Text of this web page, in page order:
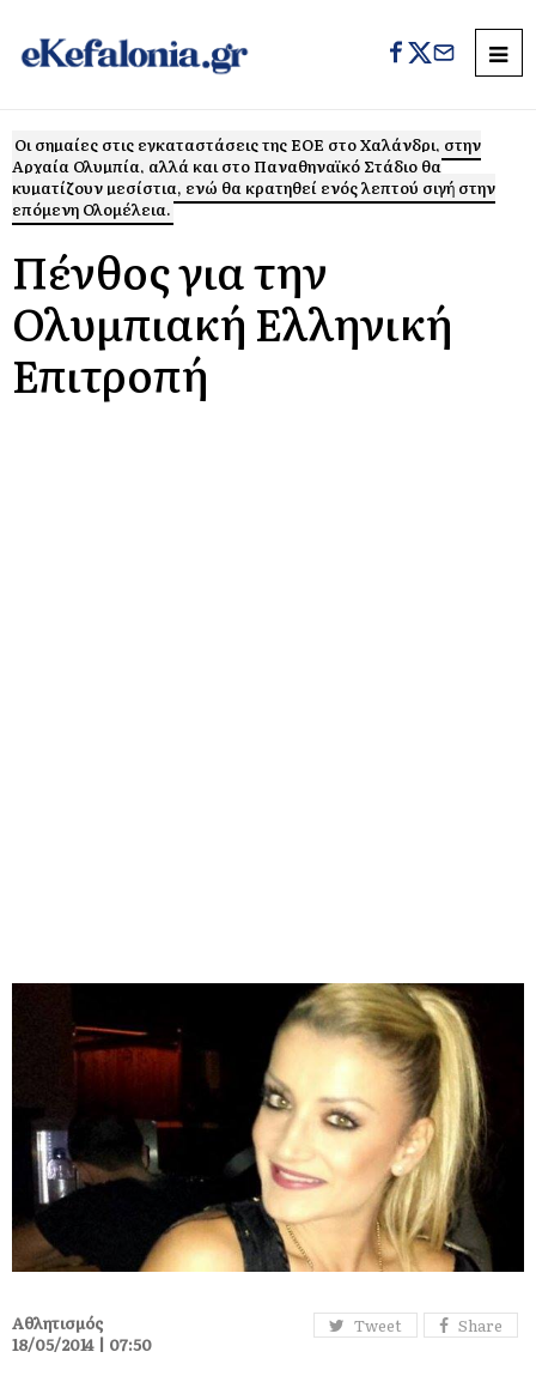
Οι σημαίες στις εγκαταστάσεις της ΕΟΕ στο Χαλάνδρι, στην
Αρχαία Ολυμπία, αλλά και στο Παναθηναϊκό Στάδιο θα
κυματίζουν μεσίστια, ενώ θα κρατηθεί ενός λεπτού σιγή στην
επόμενη Ολομέλεια.
Πένθος για την
Ολυμπιακή Ελληνική
Επιτροπή
Tweet Share
Αθλητισμός
18/05/2014 | 07:50